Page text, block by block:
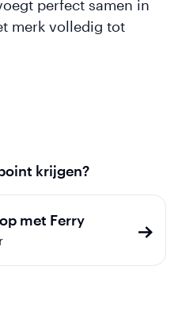
perfect samen in
merk volledig tot
krijgen?
met Ferry